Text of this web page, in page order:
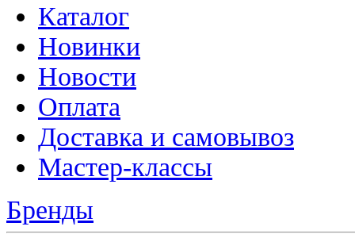
Каталог
Новинки
Новости
Оплата
Доставка и самовывоз
Мастер-классы
Бренды